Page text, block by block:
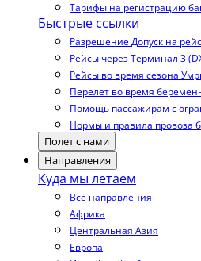
Тарифы на регистрацию
Быстрые ссылки
Разрешение Допуск на рейс
Рейсы через Терминал 3
Рейсы во время сезона
Перелет во время
Помощь пассажирам с
Нормы и правила провоза
Полет с нами
Направления
Куда мы летаем
Все направления
Африка
Центральная Азия
Европа